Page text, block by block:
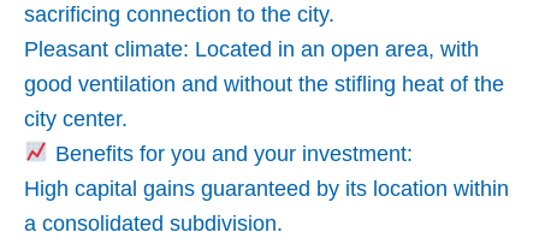
sacrificing connection to the city.
Pleasant climate: Located in an open area, with
good ventilation and without the stifling heat of the
city center.
Benefits for you and your investment:
High capital gains guaranteed by its location within
a consolidated subdivision.